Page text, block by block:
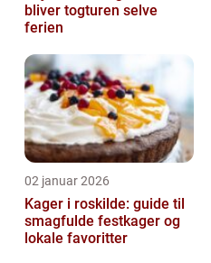
bliver togturen selve
ferien
02 januar 2026
Kager i roskilde: guide til
smagfulde festkager og
lokale favoritter